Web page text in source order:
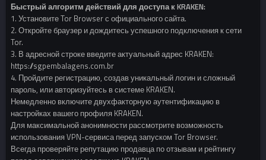
Быстрый алгоритм действий для доступа к KRAKEN:
1. Установите Tor Browser с официального сайта.
2. Откройте браузер и дождитесь успешного подключения к сети
Tor.
3. В адресной строке введите актуальный адрес KRAKEN:
https://sgpembalagens.com.br
4. Пройдите регистрацию, создав уникальный логин и сложный
пароль, или авторизуйтесь в системе KRAKEN.
Немедленно включите двухфакторную аутентификацию в
настройках вашего профиля KRAKEN.
Для максимальной анонимности рассмотрите возможность
использования VPN-сервиса перед запуском Tor Browser.
Всегда проверяйте репутацию продавца по отзывам и рейтингу